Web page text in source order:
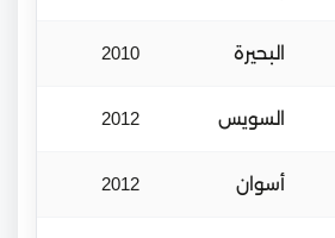
البحيرة 2010
السويس 2012
أسوان 2012